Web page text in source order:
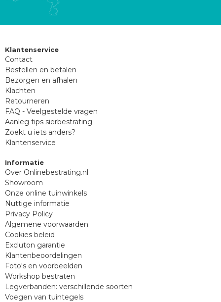
Klantenservice
Contact
Bestellen en betalen
Bezorgen en afhalen
Klachten
Retourneren
FAQ - Veelgestelde vragen
Aanleg tips sierbestrating
Zoekt u iets anders?
Klantenservice
Informatie
Over Onlinebestrating.nl
Showroom
Onze online tuinwinkels
Nuttige informatie
Privacy Policy
Algemene voorwaarden
Cookies beleid
Excluton garantie
Klantenbeoordelingen
Foto's en voorbeelden
Workshop bestraten
Legverbanden: verschillende soorten
Voegen van tuintegels